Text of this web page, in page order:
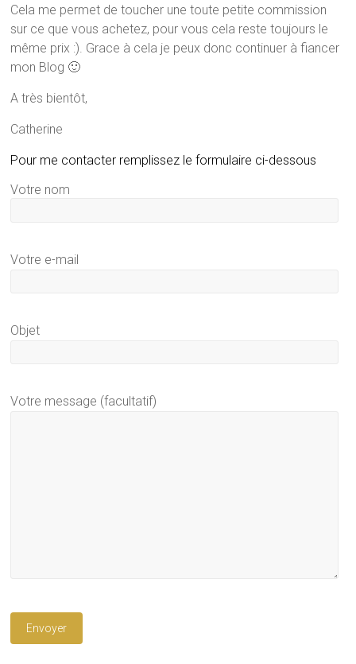
Cela me permet de toucher une toute petite commission
sur ce que vous achetez, pour vous cela reste toujours le
même prix :). Grace à cela je peux donc continuer à fiancer
mon Blog 🙂
A très bientôt,
Catherine
Pour me contacter remplissez le formulaire ci-dessous
Votre nom
Votre e-mail
Objet
Votre message (facultatif)